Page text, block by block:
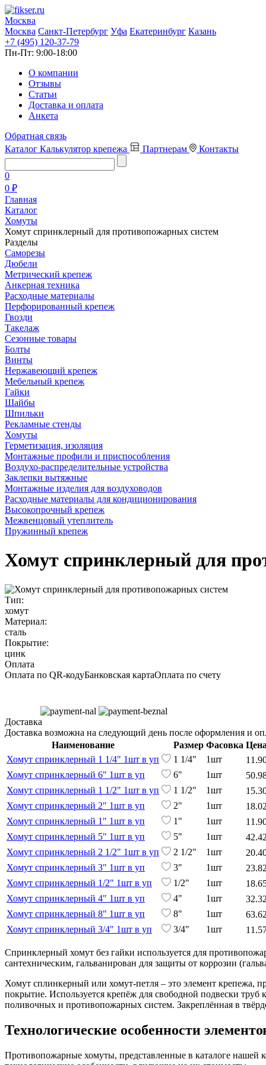
Москва
Москва Санкт-Петербург Уфа Екатеринбург Казань
+7 (495) 120-37-79
Пн-Пт: 9:00-18:00
О компании
Отзывы
Статьи
Доставка и оплата
Анкета
Обратная связь
Каталог Калькулятор крепежа Партнерам Контакты
0
0 ₽
Главная
Каталог
Хомуты
Хомут спринклерный для противопожарных систем
Разделы
Саморезы
Дюбели
Метрический крепеж
Анкерная техника
Расходные материалы
Перфорированный крепеж
Гвозди
Такелаж
Сезонные товары
Болты
Винты
Нержавеющий крепеж
Мебельный крепеж
Гайки
Шайбы
Шпильки
Рекламные стенды
Хомуты
Герметизация, изоляция
Монтажные профили и приспособления
Воздухо-распределительные устройства
Заклепки вытяжные
Монтажные изделия для воздуховодов
Расходные материалы для кондиционирования
Высокопрочный крепеж
Межвенцовый утеплитель
Пружинный крепеж
Хомут спринклерный для
Тип:
хомут
Материал:
сталь
Покрытие:
цинк
Оплата
Оплата по QR-кодуБанковская картаОплата по счету
Доставка
Доставка возможна на следующий день после оформления и
Наименование
Размер Фасовка
Хомут спринклерный 1 1/4" 1шт в уп
1 1/4" 1шт
Хомут спринклерный 6" 1шт в уп
6" 1шт
Хомут спринклерный 1 1/2" 1шт в уп
1 1/2" 1шт
Хомут спринклерный 2" 1шт в уп
2" 1шт
Хомут спринклерный 1" 1шт в уп
1" 1шт
Хомут спринклерный 5" 1шт в уп
5" 1шт
Хомут спринклерный 2 1/2" 1шт в уп
2 1/2" 1шт
Хомут спринклерный 3" 1шт в уп
3" 1шт
Хомут спринклерный 1/2" 1шт в уп
1/2" 1шт
Хомут спринклерный 4" 1шт в уп
4" 1шт
Хомут спринклерный 8" 1шт в уп
8" 1шт
Хомут спринклерный 3/4" 1шт в уп
3/4" 1шт
Спринклерный хомут без гайки используется для
сантехническим, гальванирован для защиты от коррозии
Хомут сплинкерный или хомут-петля – это элемент крепежа,
покрытие. Используется крепёж для свободной подвески
поливочных и противопожарных систем. Закреплённая в
Технологические особенности
Противопожарные хомуты, представленные в каталоге